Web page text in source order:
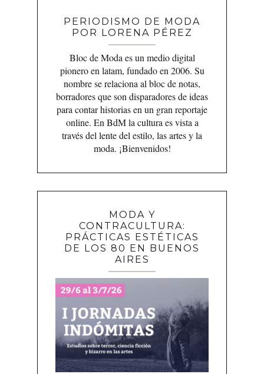
PERIODISMO DE MODA
POR LORENA PÉREZ
Bloc de Moda es un medio digital
pionero en latam, fundado en 2006. Su
nombre se relaciona al bloc de notas,
borradores que son disparadores de ideas
para contar historias en un gran reportaje
online. En BdM la cultura es vista a
través del lente del estilo, las artes y la
moda. ¡Bienvenidos!
MODA Y
CONTRACULTURA:
PRÁCTICAS ESTÉTICAS
DE LOS 80 EN BUENOS
AIRES